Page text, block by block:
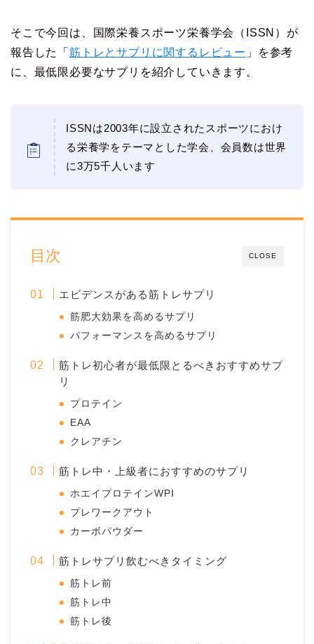
そこで今回は、国際栄養スポーツ栄養学会（ISSN）が
報告した「 筋トレとサプリに関するレビュー 」を参考
に、最低限必要なサプリを紹介していきます。
ISSNは2003年に設立されたスポーツにおけ
る栄養学をテーマとした学会、会員数は世界
に3万5千人います
CLOSE
目次
エビデンスがある筋トレサプリ
筋肥大効果を高めるサプリ
パフォーマンスを高めるサプリ
筋トレ初心者が最低限とるべきおすすめサプ
リ
プロテイン
EAA
クレアチン
筋トレ中・上級者におすすめのサプリ
ホエイプロテインWPI
プレワークアウト
カーボパウダー
筋トレサプリ飲むべきタイミング
筋トレ前
筋トレ中
筋トレ後